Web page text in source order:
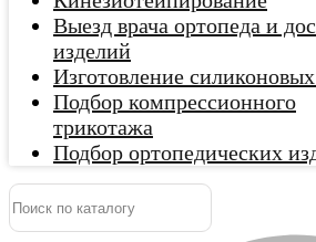
Выезд врача ортопеда и
изделий
Изготовление
Подбор компрессионного
трикотажа
Подбор ортопедических